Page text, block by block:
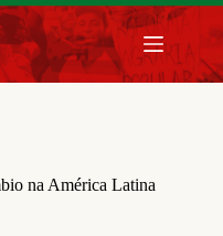
na América Latina